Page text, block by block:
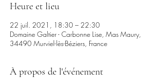
Heure et lieu
22 juil. 2021, 18:30 – 22:30
Domaine Galtier - Carbonne Lise, Mas Maury,
34490 Murviel-lès-Béziers, France
À propos de l'événement